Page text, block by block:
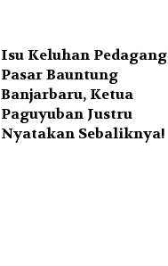
Isu Keluhan Pedagang
Pasar Bauntung
Banjarbaru, Ketua
Paguyuban Justru
Nyatakan Sebaliknya!